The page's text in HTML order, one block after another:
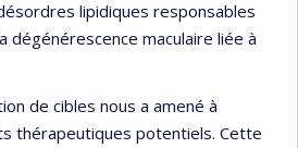
lipidiques responsables
dégénérescence maculaire liée à
de cibles nous a amené à
thérapeutiques potentiels. Cette